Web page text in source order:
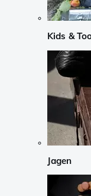
Kids &
Jagen